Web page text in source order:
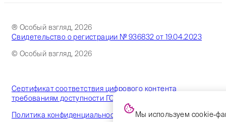
® Особый взгляд, 2026
Свидетельство о регистрации № 936832 от 19.04.2023
© Особый взгляд, 2026
Сертификат соответствия цифрового контента
требованиям доступности ГОСТ
Политика конфиденциальности Мы используем cookie-